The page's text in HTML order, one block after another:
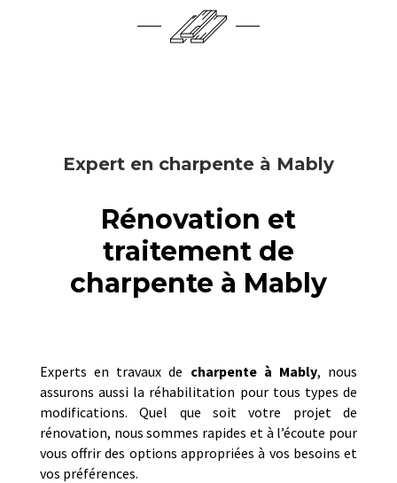
Expert en charpente à Mably
Rénovation et
traitement de
charpente à Mably
Experts en travaux de charpente à Mably, nous
assurons aussi la réhabilitation pour tous types de
modifications. Quel que soit votre projet de
rénovation, nous sommes rapides et à l’écoute pour
vous offrir des options appropriées à vos besoins et
vos préférences.